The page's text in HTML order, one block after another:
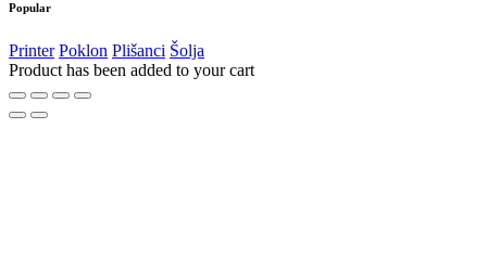
Popular
Printer Poklon Plišanci Šolja
Product has been added to your cart